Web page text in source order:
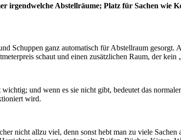
irgendwelche Abstellräume; Platz für Sachen wie
Schuppen ganz automatisch für Abstellraum
schaut und einen zusätzlichen Raum, der
und wenn es sie nicht gibt, bedeutet das
wird.
nicht allzu viel, denn sonst hebt man zu viele